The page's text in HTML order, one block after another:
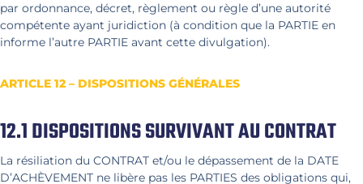
par ordonnance, décret, règlement ou règle d’une autorité
compétente ayant juridiction (à condition que la PARTIE en
informe l’autre PARTIE avant cette divulgation).
ARTICLE 12 – DISPOSITIONS GÉNÉRALES
12.1 DISPOSITIONS SURVIVANT AU CONTRAT
La résiliation du CONTRAT et/ou le dépassement de la DATE
D’ACHÈVEMENT ne libère pas les PARTIES des obligations qui,